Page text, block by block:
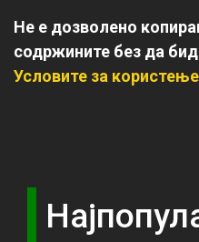
Не е дозволено
содржините без да
Условите за